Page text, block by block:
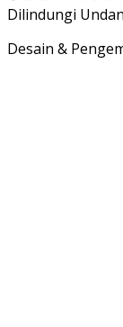
Dilindungi
Desain &